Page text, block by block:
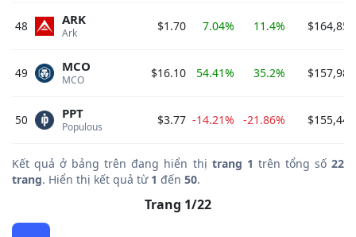
48 Ark
ARK $1.70 7.04% 11.4%
49 MCO
MCO $16.10 54.41% 35.2%
50 Populous
PPT $3.77 -14.21% -21.86%
Kết quả ở bảng trên đang hiển thị trang 1 trên tổng số22
trang. Hiển thị kết quả từ 1 đến 50.
Trang 1/22